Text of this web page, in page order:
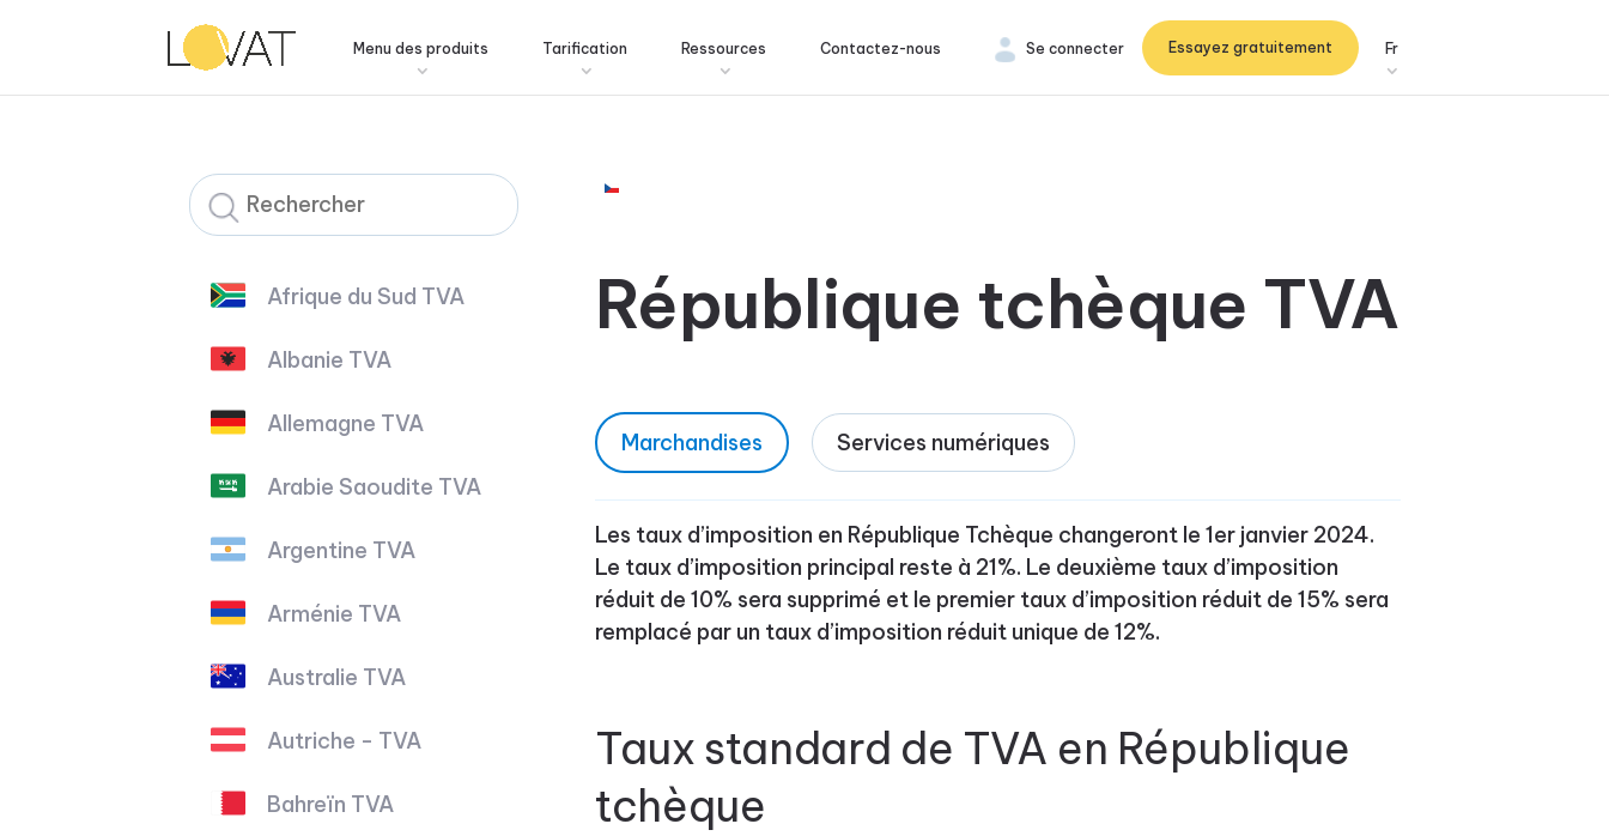
Menu des produits Tarification Ressources Contactez-nous Fr
Essayez gratuitement
Se connecter
Afrique du Sud TVA
Albanie TVA
Allemagne TVA
Arabie Saoudite TVA
Argentine TVA
Arménie TVA
Australie TVA
Autriche - TVA
Bahreïn TVA
République tchèque TVA
Marchandises Services numériques
Les taux d’imposition en République Tchèque changeront le 1er janvier 2024.
Le taux d’imposition principal reste à 21%. Le deuxième taux d’imposition
réduit de 10% sera supprimé et le premier taux d’imposition réduit de 15% sera
remplacé par un taux d’imposition réduit unique de 12%.
Taux standard de TVA en République
tchèque